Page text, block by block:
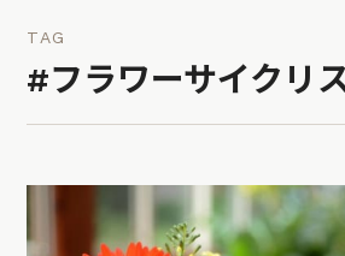
TAG
#フラワーサイクリ